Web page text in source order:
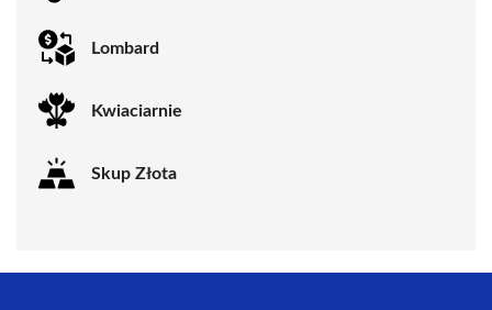
Lombard
Kwiaciarnie
Skup Złota